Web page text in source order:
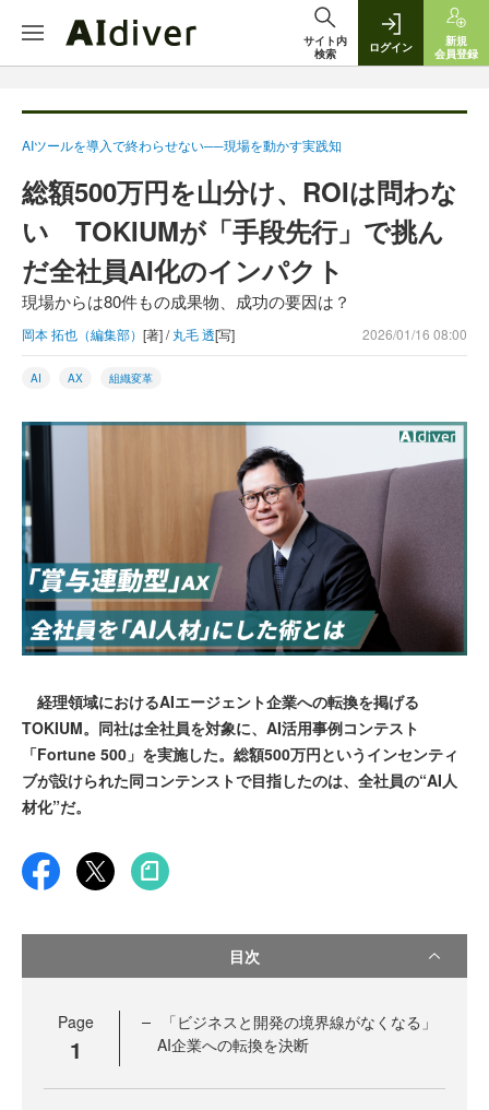
サイト内
検索
ログイン
新規
会員登録
AIツールを導入で終わらせない──現場を動かす実践知
総額500万円を山分け、ROIは問わな
い TOKIUMが「手段先行」で挑ん
だ全社員AI化のインパクト
現場からは80件もの成果物、成功の要因は？
岡本 拓也（編集部） [著] /丸毛 透[写] 2026/01/16 08:00
AI AX 組織変革
経理領域におけるAIエージェント企業への転換を掲げる
TOKIUM。同社は全社員を対象に、AI活用事例コンテスト
「Fortune 500」を実施した。総額500万円というインセンティ
ブが設けられた同コンテンストで目指したのは、全社員の“AI人
材化”だ。
目次
Page
1
「ビジネスと開発の境界線がなくなる」
AI企業への転換を決断